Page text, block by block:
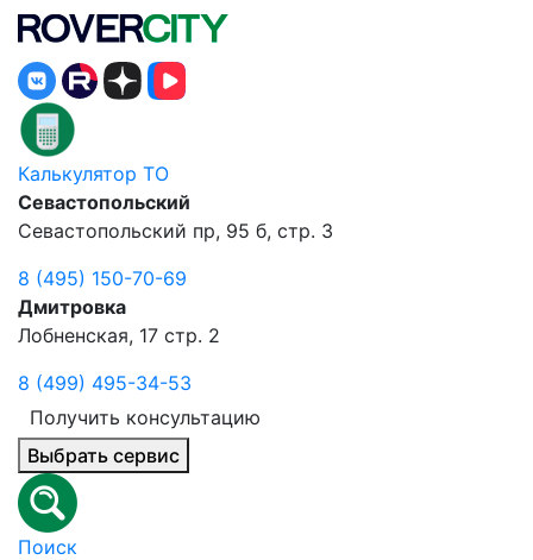
Калькулятор ТО
Севастопольский
Севастопольский пр, 95 б, стр. 3
8 (495) 150-70-69
Дмитровка
Лобненская, 17 стр. 2
8 (499) 495-34-53
Получить консультацию
Выбрать сервис
Поиск